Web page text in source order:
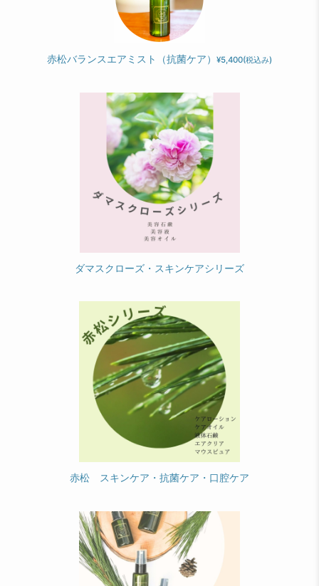
赤松バランスエアミスト（抗菌ケア） ¥5,400(税込み)
ダマスクローズ・スキンケアシリーズ
赤松 スキンケア・抗菌ケア・口腔ケア